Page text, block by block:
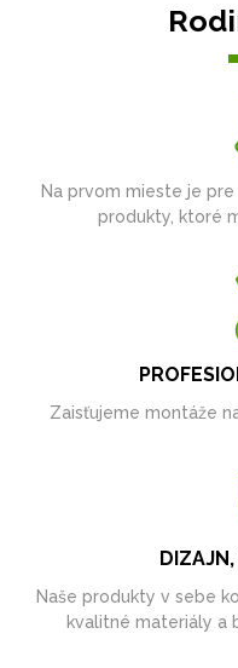
Na prvom mieste je
produkty, ktoré
Zaisťujeme montáže
Naše produkty v sebe
kvalitné materiály a